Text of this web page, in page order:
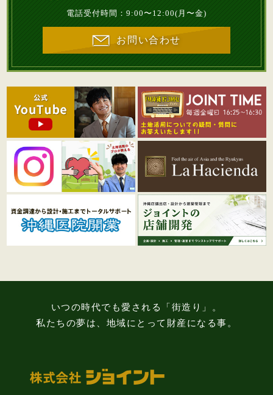
電話受付時間：9:00〜12:00(月〜金)
お問い合わせ
いつの時代でも愛される「街造り」。
私たちの夢は、地域にとって財産になる事。